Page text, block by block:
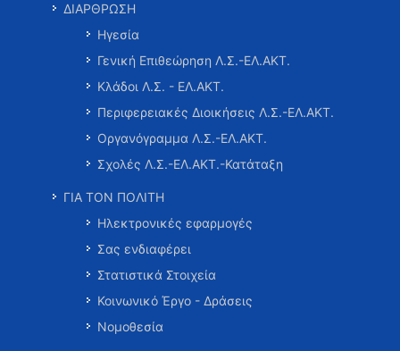
ΔΙΑΡΘΡΩΣΗ
Ηγεσία
Γενική Επιθεώρηση Λ.Σ.-ΕΛ.ΑΚΤ.
Κλάδοι Λ.Σ. - ΕΛ.ΑΚΤ.
Περιφερειακές Διοικήσεις Λ.Σ.-ΕΛ.ΑΚΤ.
Οργανόγραμμα Λ.Σ.-ΕΛ.ΑΚΤ.
Σχολές Λ.Σ.-ΕΛ.ΑΚΤ.-Κατάταξη
ΓΙΑ ΤΟΝ ΠΟΛΙΤΗ
Ηλεκτρονικές εφαρμογές
Σας ενδιαφέρει
Στατιστικά Στοιχεία
Κοινωνικό Έργο - Δράσεις
Νομοθεσία